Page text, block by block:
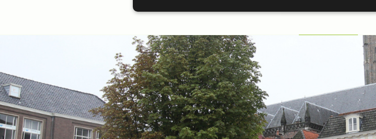
Les cookies strictement nécessaires habilitent des fonctionnalités de base du site
la gestion des comptes. Le site Web ne peut pas être utilisé correctement sans les
Nom
Fournisseur /
Domaine
li_gc
LinkedIn
Corporation
.linkedin.com
Wordt gebruikt
het gebruik van
VISITOR_PRIVACY_METADATA
YouTube
.youtube.com
6 mois
Deze cookie
gebruiker en
te slaan. Het
bezoeker met